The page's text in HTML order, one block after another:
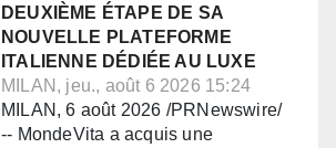
DEUXIÈME ÉTAPE DE SA
NOUVELLE PLATEFORME
ITALIENNE DÉDIÉE AU LUXE
MILAN, jeu., août 6 2026 15:24
MILAN, 6 août 2026 /PRNewswire/
-- MondeVita a acquis une